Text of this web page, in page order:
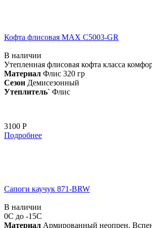
Кофта флисовая MAX C5003-GR
В наличии
Утепленная флисовая кофта класса
Материал Флис 320 гр
Сезон Демисезонный
Утеплитель` Флис
3100 Р
Подробнее
Сапоги каучук 871-BRW
В наличии
0С до -15С
Материал Армированный неопрен.